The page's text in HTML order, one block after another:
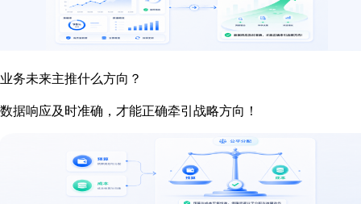
业务未来主推什么方向？
数据响应及时准确，才能正确牵引战略方向！